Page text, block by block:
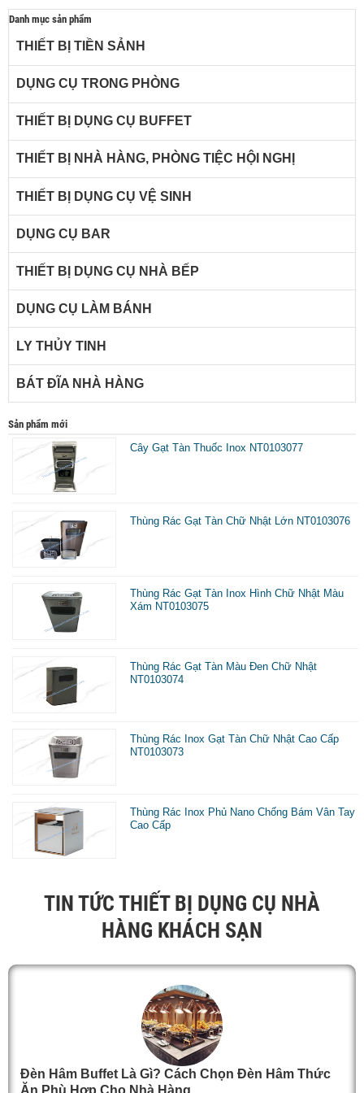
Danh mục sản phẩm
THIẾT BỊ TIỀN SẢNH
DỤNG CỤ TRONG PHÒNG
THIẾT BỊ DỤNG CỤ BUFFET
THIẾT BỊ NHÀ HÀNG, PHÒNG TIỆC HỘI NGHỊ
THIẾT BỊ DỤNG CỤ VỆ SINH
DỤNG CỤ BAR
THIẾT BỊ DỤNG CỤ NHÀ BẾP
DỤNG CỤ LÀM BÁNH
LY THỦY TINH
BÁT ĐĨA NHÀ HÀNG
Sản phẩm mới
Cây Gạt Tàn Thuốc Inox NT0103077
Thùng Rác Gạt Tàn Chữ Nhật Lớn NT0103076
Thùng Rác Gạt Tàn Inox Hình Chữ Nhật Màu
Xám NT0103075
Thùng Rác Gạt Tàn Màu Đen Chữ Nhật
NT0103074
Thùng Rác Inox Gạt Tàn Chữ Nhật Cao Cấp
NT0103073
Thùng Rác Inox Phủ Nano Chống Bám Vân Tay
Cao Cấp
TIN TỨC THIẾT BỊ DỤNG CỤ NHÀ
HÀNG KHÁCH SẠN
Đèn Hâm Buffet Là Gì? Cách Chọn Đèn Hâm Thức
Ăn Phù Hợp Cho Nhà Hàng